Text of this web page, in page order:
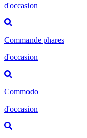
d'occasion
Commande phares
d'occasion
Commodo
d'occasion